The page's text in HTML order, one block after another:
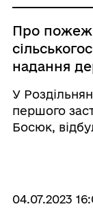
Про
надання
У
першого
Босюк,
проведення
04.07.2023